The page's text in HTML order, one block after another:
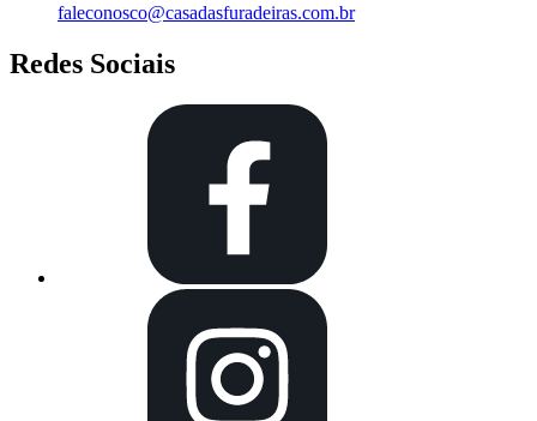
faleconosco@casadasfuradeiras.com.br
Redes Sociais